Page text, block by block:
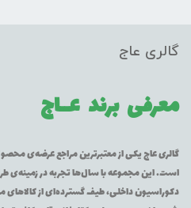
گالری عاج
معرفی برند عــاج
گالری عاج یکی از معتبرترین مراجع عرضه‌ی
است. این مجموعه با سال‌ها تجربه در زمینه‌ی
دکوراسیون داخلی، طیف گسترده‌ای از کالاهای